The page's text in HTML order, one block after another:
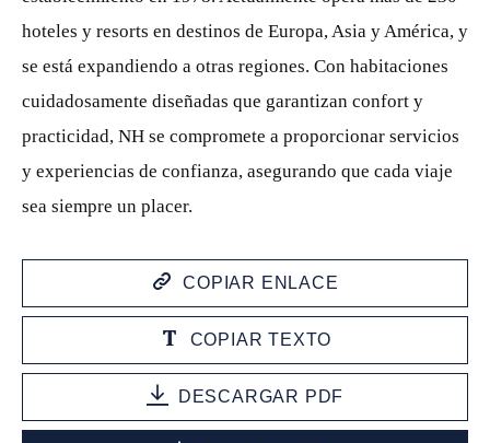
hoteles y resorts en destinos de Europa, Asia y América, y
se está expandiendo a otras regiones. Con habitaciones
cuidadosamente diseñadas que garantizan confort y
practicidad, NH se compromete a proporcionar servicios
y experiencias de confianza, asegurando que cada viaje
sea siempre un placer.
COPIAR ENLACE
COPIAR TEXTO
DESCARGAR PDF